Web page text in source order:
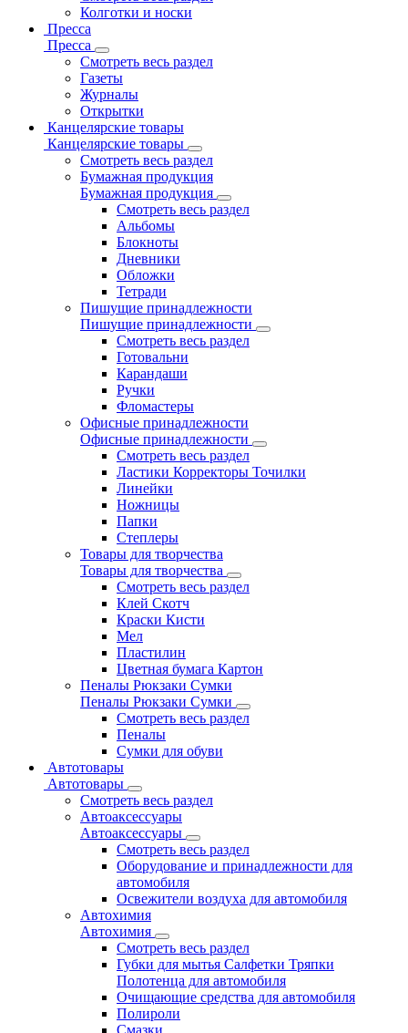
Колготки и носки
Пресса
Пресса
Смотреть весь раздел
Газеты
Журналы
Открытки
Канцелярские товары
Канцелярские товары
Смотреть весь раздел
Бумажная продукция
Бумажная продукция
Смотреть весь раздел
Альбомы
Блокноты
Дневники
Обложки
Тетради
Пишущие принадлежности
Пишущие принадлежности
Смотреть весь раздел
Готовальни
Карандаши
Ручки
Фломастеры
Офисные принадлежности
Офисные принадлежности
Смотреть весь раздел
Ластики Корректоры Точилки
Линейки
Ножницы
Папки
Степлеры
Товары для творчества
Товары для творчества
Смотреть весь раздел
Клей Скотч
Краски Кисти
Мел
Пластилин
Цветная бумага Картон
Пеналы Рюкзаки Сумки
Пеналы Рюкзаки Сумки
Смотреть весь раздел
Пеналы
Сумки для обуви
Автотовары
Автотовары
Смотреть весь раздел
Автоаксессуары
Автоаксессуары
Смотреть весь раздел
Оборудование и принадлежности для
автомобиля
Освежители воздуха для автомобиля
Автохимия
Автохимия
Смотреть весь раздел
Губки для мытья Салфетки Тряпки
Полотенца для автомобиля
Очищающие средства для автомобиля
Полироли
Смазки